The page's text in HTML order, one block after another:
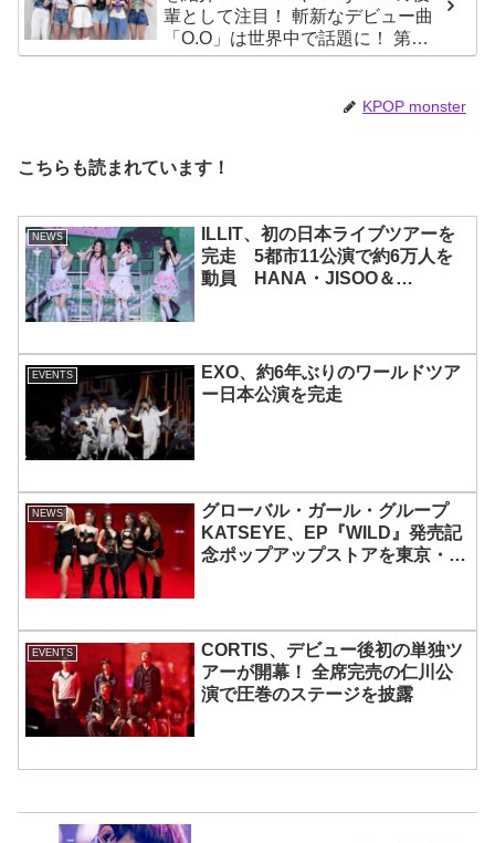
輩として注目！ 斬新なデビュー曲
「O.O」は世界中で話題に！ 第４
世代を代表する美女ソリュンをは
いわれるその魅力をチェックKPOP monster
こちらも読まれています！
NEWS
ILLIT、初の日本ライブツアーを
完走 5都市11公演で約6万人を
動員 HANA・JISOO＆
EVENTS
EXO、約6年ぶりのワールドツア
ー日本公演を完走
NEWS
グローバル・ガール・グループ
KATSEYE、EP『WILD』発売記
念ポップアップストアを東京・原
EVENTS
CORTIS、デビュー後初の単独ツ
アーが開幕！ 全席完売の仁川公
演で圧巻のステージを披露